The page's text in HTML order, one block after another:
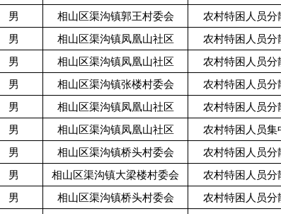
男 相山区渠沟镇郭王村委会 农村特困人员分
男 相山区渠沟镇凤凰山社区 农村特困人员分
男 相山区渠沟镇凤凰山社区 农村特困人员分
男 相山区渠沟镇张楼村委会 农村特困人员分
男 相山区渠沟镇凤凰山社区 农村特困人员分
男 相山区渠沟镇凤凰山社区 农村特困人员集
男 相山区渠沟镇桥头村委会 农村特困人员分
男 相山区渠沟镇大梁楼村委会 农村特困人员分
男 相山区渠沟镇桥头村委会 农村特困人员分